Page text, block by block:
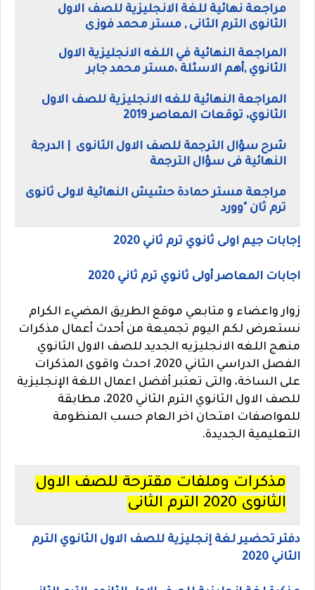
مراجعة نهائية للغة الانجليزية للصف الاول
الثانوى الترم الثانى , مستر محمد فوزى
المراجعة النهائية في اللغه الانجليزية الاول
الثانوي ,أهم الاسئلة ،مستر محمد جابر
المراجعة النهائية للغه الانجليزية للصف الاول
الثانوي، توقعات المعاصر 2019
شرح سؤال الترجمة للصف الاول الثانوى | الدرجة
النهائية فى سؤال الترجمة
مراجعة مستر حمادة حشيش النهائية لاولى ثانوى
ترم ثان "وورد
إجابات جيم اولى ثانوي ترم ثاني 2020
اجابات المعاصر أولى ثانوي ترم ثاني 2020
زوار واعضاء و متابعي موقع الطريق المضيء الكرام
نستعرض لكم اليوم تجميعة من أحدث أعمال مذكرات
منهج اللغه الانجليزيه الجديد للصف الاول الثانوي
الفصل الدراسي الثاني 2020, احدث واقوى المذكرات
على الساخة، والتى تعتبر أفضل اعمال اللغة الإنجليزية
للصف الاول الثانوي الترم الثاني 2020، مطابقة
للمواصفات امتحان اخر العام حسب المنظومة
التعليمية الجديدة.
مذكرات وملفات مقترحة للصف الاول
الثانوى 2020 الترم الثانى
دفتر تحضير لغة إنجليزية للصف الاول الثانوي الترم
الثاني 2020